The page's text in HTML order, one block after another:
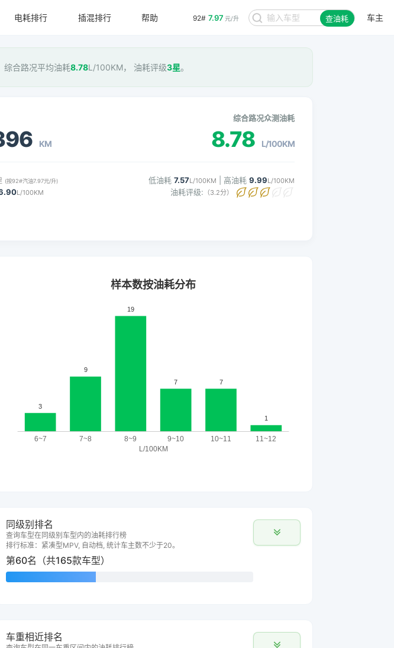
92# 7.97 元/升 查油耗 车主
电耗排行 插混排行 帮助
综合路况平均油耗8.78L/100KM， 油耗评级3星。
KM
综合路况众测油耗
8.78 L/100KM
(按92#汽油7.97元/升)
L/100KM
低油耗 7.57L/100KM | 高油耗 9.99L/100KM
油耗评级: （3.2分）
同级别排名
查询车型在同级别车型内的油耗排行榜
排行标准：紧凑型MPV, 自动档, 统计车主数不少于20。
第60名（共165款车型）
车重相近排名